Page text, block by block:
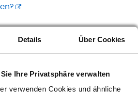
Details Über Cookies
Ihre Privatsphäre verwalten
verwenden Cookies und ähnliche
Amgen Deutschland.